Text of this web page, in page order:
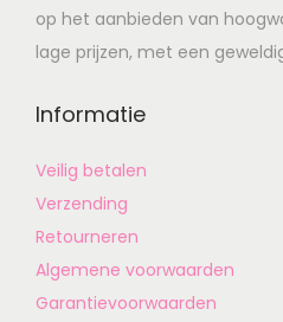
op het aanbieden van
lage prijzen, met een
Informatie
Veilig betalen
Verzending
Retourneren
Algemene voorwaarden
Garantievoorwaarden